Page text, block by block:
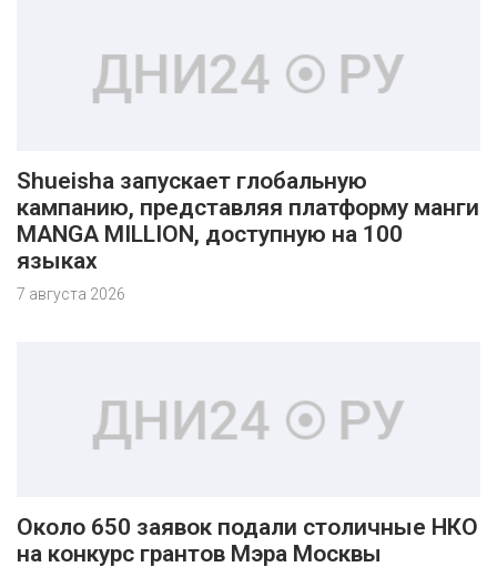
Shueisha запускает глобальную
кампанию, представляя платформу манги
MANGA MILLION, доступную на 100
языках
7 августа 2026
Около 650 заявок подали столичные НКО
на конкурс грантов Мэра Москвы